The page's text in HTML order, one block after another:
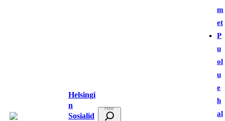
Helsingi
n
Sosialid
m
et
P
u
ol
u
e
h
al